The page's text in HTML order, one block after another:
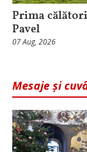
Prima
Pavel
07 Aug, 2026
Mesaje și